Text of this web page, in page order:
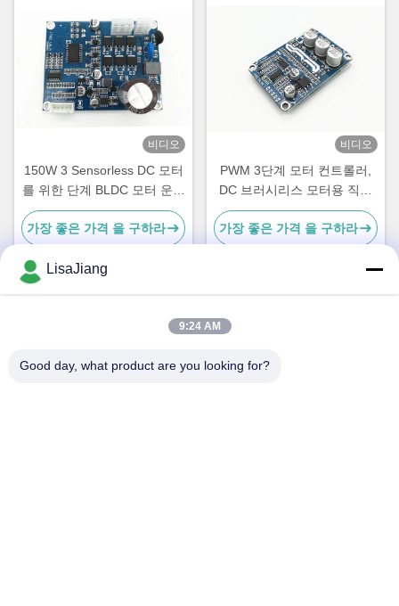
비디오
150W 3 Sensorless DC 모터
를 위한 단계 BLDC 모터 운전
사 널 JYQD-V8.8D
가장 좋은 가격 을 구하라
비디오
PWM 3단계 모터 컨트롤러,
DC 브러시리스 모터용 직무
주기 제어 속도 컨트롤러
가장 좋은 가격 을 구하라
주소
LisaJiang
9:24 AM
Good day, what product are you looking for?